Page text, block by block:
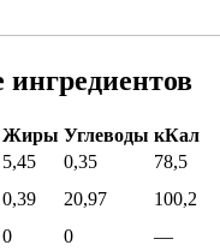
ингредиентов
Жиры Углеводы кКал
5,45 0,35
78,5
0,39 20,97
100,2
0 0
—